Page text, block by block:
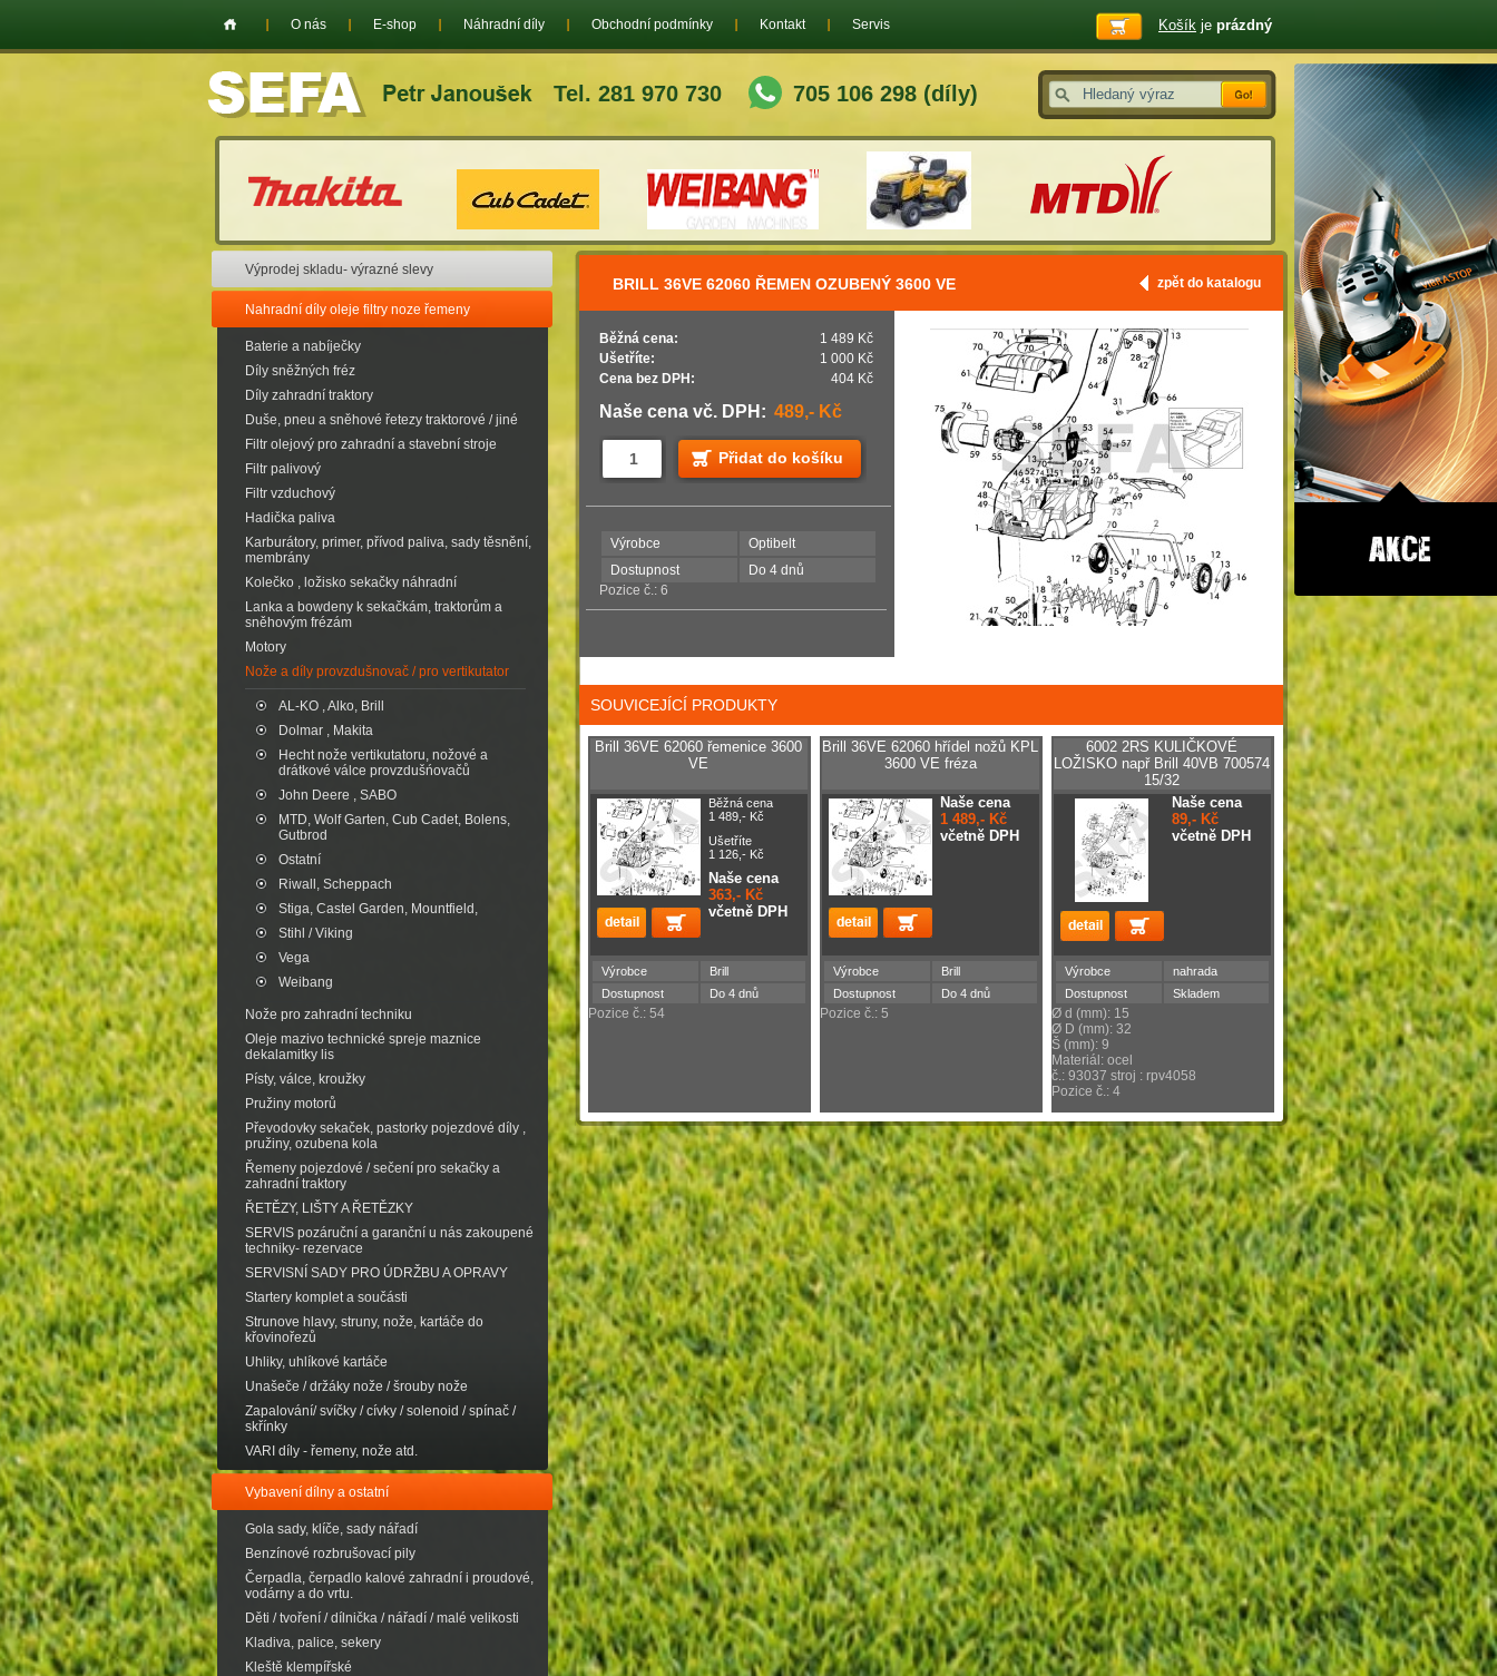
Tel. 281 970 730 705 106 298 (díly)
O nás E-shop Náhradní díly Obchodní podmínky Kontakt Servis Košík je prázdný
Výprodej skladu- výrazné slevy
Nahradní díly oleje filtry noze řemeny
Baterie a nabíječky
Díly sněžných fréz
Díly zahradní traktory
Duše, pneu a sněhové řetezy traktorové / jiné
Filtr olejový pro zahradní a stavební stroje
Filtr palivový
Filtr vzduchový
Hadička paliva
Karburátory, primer, přívod paliva, sady těsnění,
membrány
Kolečko , ložisko sekačky náhradní
Lanka a bowdeny k sekačkám, traktorům a
sněhovým frézám
Motory
Nože a díly provzdušnovač / pro vertikutator
AL-KO , Alko, Brill
Dolmar , Makita
Hecht nože vertikutatoru, nožové a
drátkové válce provzdušńovačů
John Deere , SABO
MTD, Wolf Garten, Cub Cadet, Bolens,
Gutbrod
Ostatní
Riwall, Scheppach
Stiga, Castel Garden, Mountfield,
Stihl / Viking
Vega
Weibang
Nože pro zahradní techniku
Oleje mazivo technické spreje maznice
dekalamitky lis
Písty, válce, kroužky
Pružiny motorů
Převodovky sekaček, pastorky pojezdové díly ,
pružiny, ozubena kola
Řemeny pojezdové / sečení pro sekačky a
zahradní traktory
ŘETĚZY, LIŠTY A ŘETĚZKY
SERVIS pozáruční a garanční u nás zakoupené
techniky- rezervace
SERVISNÍ SADY PRO ÚDRŽBU A OPRAVY
Startery komplet a součásti
Strunove hlavy, struny, nože, kartáče do
křovinořezů
Uhliky, uhlíkové kartáče
Unašeče / držáky nože / šrouby nože
Zapalování/ svíčky / cívky / solenoid / spínač /
skřínky
VARI díly - řemeny, nože atd.
Vybavení dílny a ostatní
Gola sady, klíče, sady nářadí
Benzínové rozbrušovací pily
Čerpadla, čerpadlo kalové zahradní i proudové,
vodárny a do vrtu.
Děti / tvoření / dílnička / nářadí / malé velikosti
Kladiva, palice, sekery
Kleště klempířské
zpět do katalogu
BRILL 36VE 62060 ŘEMEN OZUBENÝ 3600 VE
Běžná cena:
1 489 Kč
Ušetříte:
1 000 Kč
Cena bez DPH:
404 Kč
Naše cena vč. DPH: 489,- Kč
Přidat do košíku
Výrobce
Optibelt
Dostupnost
Do 4 dnů
Pozice č.: 6
SOUVICEJÍCÍ PRODUKTY
Brill 36VE 62060 řemenice 3600
VE
Běžná cena
1 489,- Kč
Ušetříte
1 126,- Kč
Naše cena
363,- Kč
včetně DPH
Výrobce
Brill
Dostupnost
Do 4 dnů
Pozice č.: 54
Brill 36VE 62060 hřídel nožů KPL
3600 VE fréza
Naše cena
1 489,- Kč
včetně DPH
Výrobce
Brill
Dostupnost
Do 4 dnů
Pozice č.: 5
6002 2RS KULIČKOVÉ
LOŽISKO např Brill 40VB 700574
15/32
Naše cena
89,- Kč
včetně DPH
Výrobce
nahrada
Dostupnost
Skladem
Ø d (mm): 15
Ø D (mm): 32
Š (mm): 9
Materiál: ocel
č.: 93037 stroj : rpv4058
Pozice č.: 4